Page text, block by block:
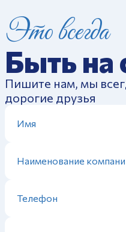
Это всегда
Быть на
Пишите нам, мы
дорогие друзья